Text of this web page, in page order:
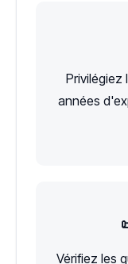
Privilégiez
années
Vérifiez les